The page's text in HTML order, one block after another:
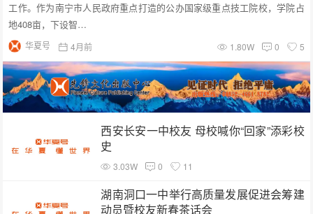
工作。作为南宁市人民政府重点打造的公办国家级重点技工院校，学院占
地408亩，下设智…
华夏号 4月前 1.80W 0 5
西安长安一中校友 母校喊你“回家”添彩校
史
3.03W 0 11
湖南洞口一中举行高质量发展促进会筹建
动员暨校友新春茶话会